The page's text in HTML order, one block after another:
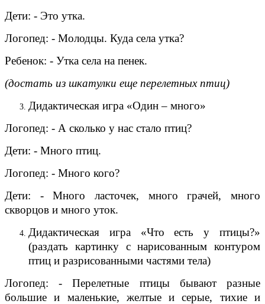
Дети: - Это утка.
Логопед: - Молодцы. Куда села утка?
Ребенок: - Утка села на пенек.
(достать из шкатулки еще перелетных птиц)
Дидактическая игра «Один – много»
Логопед: - А сколько у нас стало птиц?
Дети: - Много птиц.
Логопед: - Много кого?
Дети: - Много ласточек, много грачей, много
скворцов и много уток.
Дидактическая игра «Что есть у птицы?»
(раздать картинку с нарисованным контуром
птиц и разрисованными частями тела)
Логопед: - Перелетные птицы бывают разные
большие и маленькие, желтые и серые, тихие и